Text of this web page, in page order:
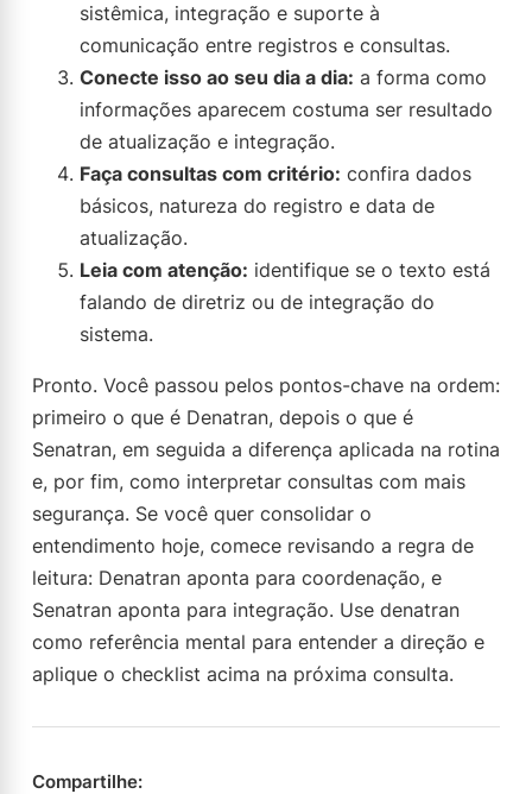
sistêmica, integração e suporte à
comunicação entre registros e consultas.
Conecte isso ao seu dia a dia: a forma como
informações aparecem costuma ser resultado
de atualização e integração.
Faça consultas com critério: confira dados
básicos, natureza do registro e data de
atualização.
Leia com atenção: identifique se o texto está
falando de diretriz ou de integração do
sistema.
Pronto. Você passou pelos pontos-chave na ordem:
primeiro o que é Denatran, depois o que é
Senatran, em seguida a diferença aplicada na rotina
e, por fim, como interpretar consultas com mais
segurança. Se você quer consolidar o
entendimento hoje, comece revisando a regra de
leitura: Denatran aponta para coordenação, e
Senatran aponta para integração. Use denatran
como referência mental para entender a direção e
aplique o checklist acima na próxima consulta.
Compartilhe: